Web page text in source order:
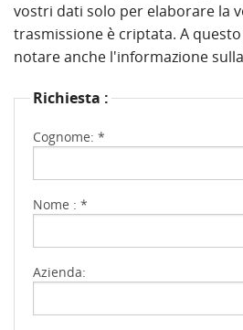
vostri dati solo per elaborare la
trasmissione è criptata. A
notare anche l'informazione
Richiesta :
Cognome: *
Nome : *
Azienda: